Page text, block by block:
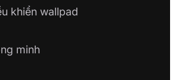
TNHH ĐIỆN NƯỚC ĐỒNG
Văn Lớn, Phường 4, Tân An,
khiển wallpad
minh